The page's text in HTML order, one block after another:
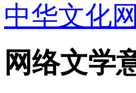
中华文化网
网络文学